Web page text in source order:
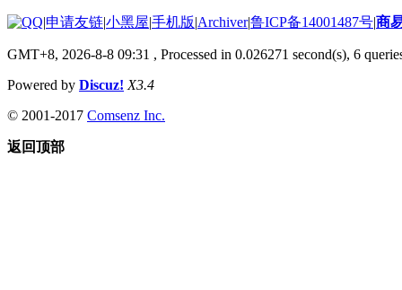
|申请友链|小黑屋|手机版|Archiver|鲁ICP备14001487号|商
GMT+8, 2026-8-8 09:31 , Processed in 0.026271 second(s), 6
Powered by Discuz! X3.4
© 2001-2017 Comsenz Inc.
返回顶部